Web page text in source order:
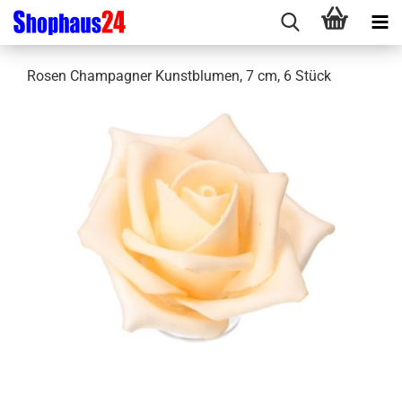
Rosen Champagner Kunstblumen, 7 cm, 6 Stück